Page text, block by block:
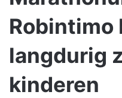
Robintimo
langdurig
kinderen